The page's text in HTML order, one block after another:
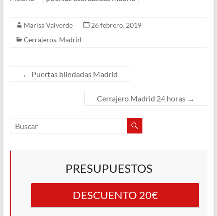
Marisa Valverde
26 febrero, 2019
Cerrajeros, Madrid
← Puertas blindadas Madrid
Cerrajero Madrid 24 horas →
PRESUPUESTOS
DESCUENTO 20€